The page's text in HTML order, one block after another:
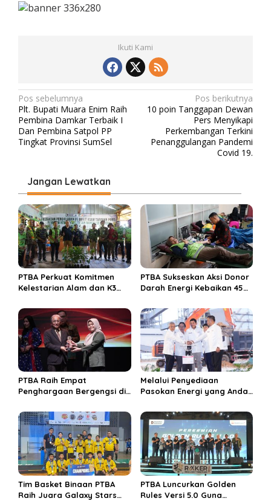
Ikuti Kami
N
a
v
a
s
i
p
o
s
Pos sebelumnya
Plt. Bupati Muara Enim Raih
Pembina Damkar Terbaik I
Dan Pembina Satpol PP
Tingkat Provinsi SumSel
Pos berikutnya
10 poin Tanggapan Dewan
Pers Menyikapi
Perkembangan Terkini
Penanggulangan Pandemi
Covid 19.
Jangan Lewatkan
PTBA Perkuat Komitmen
Kelestarian Alam dan K3
PTBA Sukseskan Aksi Donor
Darah Energi Kebaikan 45
PTBA Raih Empat
Penghargaan Bergengsi di
Awards 2026 Berkat
Bangun Komunikasi
Kredibel dan Bernilai
Melalui Penyediaan
Pasokan Energi yang Andal
Perkuat Ekosistem Hilirisasi
Bauksit
Tim Basket Binaan PTBA
Raih Juara Galaxy Stars
PTBA Luncurkan Golden
Rules Versi 5.0 Guna